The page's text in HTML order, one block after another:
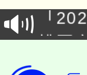
代理(
「
車」
桃園